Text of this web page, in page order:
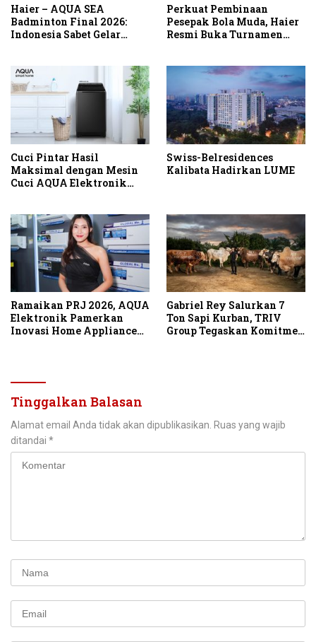
Haier – AQUA SEA
Badminton Final 2026:
Indonesia Sabet Gelar
Perkuat Pembinaan
Pesepak Bola Muda, Haier
Resmi Buka Turnamen
Cuci Pintar Hasil
Maksimal dengan Mesin
Cuci AQUA Elektronik
Swiss-Belresidences
Kalibata Hadirkan LUME
Ramaikan PRJ 2026, AQUA
Elektronik Pamerkan
Inovasi Home Appliance
Gabriel Rey Salurkan 7
Ton Sapi Kurban, TRIV
Group Tegaskan Komitmen
Tinggalkan Balasan
Alamat email Anda tidak akan dipublikasikan. Ruas yang wajib
ditandai *